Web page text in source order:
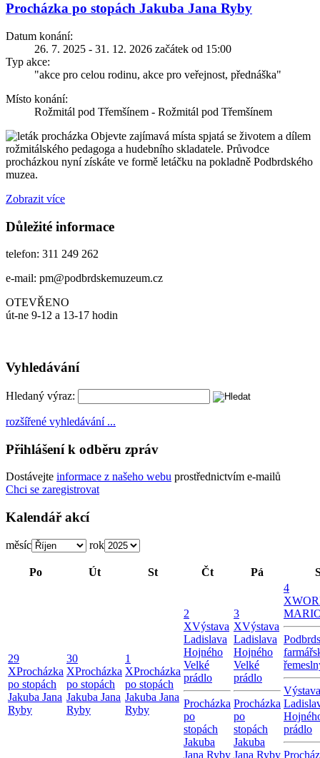
Procházka po stopách Jakuba Jana Ryby
Datum konání:
26. 7. 2025 - 31. 12. 2026 začátek od 15:00
Typ akce:
"akce pro celou rodinu, akce pro veřejnost, přednáška"
Místo konání:
Rožmitál pod Třemšínem - Rožmitál pod Třemšínem
Objevte zajímavá místa spjatá se životem a dílem
rožmitálského pedagoga a hudebního skladatele. Průvodce
procházkou nyní získáte ve formě letáčku na pokladně Podbrdského
muzea.
Zobrazit více
Důležité informace
telefon: 311 249 262
e-mail: pm@podbrdskemuzeum.cz
OTEVŘENO
út-ne 9-12 a 13-17 hodin
Vyhledávání
Hledaný výraz:
rozšířené vyhledávání ...
Přihlášení k odběru zpráv
Dostávejte informace z našeho webu prostřednictvím e-mailů
Chci se zaregistrovat
Kalendář akcí
měsíc rok
Po Út St Čt Pá
29
XProcházka
po stopách
Jakuba Jana
Ryby
30
XProcházka
po stopách
Jakuba Jana
Ryby
1
XProcházka
po stopách
Jakuba Jana
Ryby
2
XVýstava
Ladislava
Hojného
Velké
prádlo
Procházka
po
stopách
Jakuba
Jana Ryby
3
XVýstava
Ladislava
Hojného
Velké
prádlo
Procházka
po
stopách
Jakuba
Jana Ryby
4
X
Výstava
prádlo